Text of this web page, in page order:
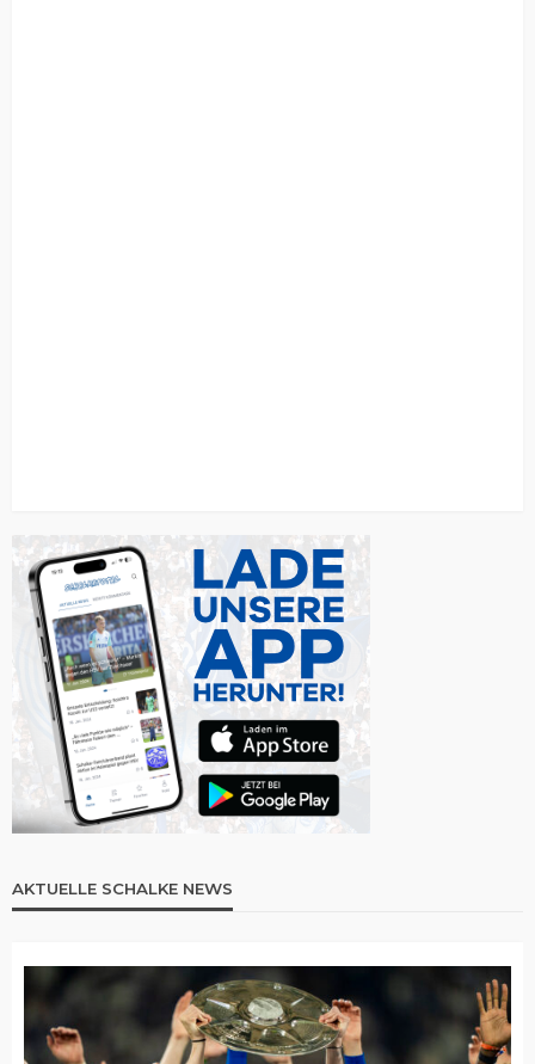
AKTUELLE SCHALKE NEWS